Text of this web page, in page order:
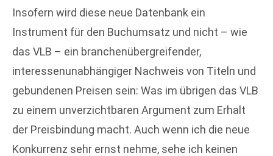
Insofern wird diese neue Datenbank ein
Instrument für den Buchumsatz und nicht – wie
das VLB – ein branchenübergreifender,
interessenunabhängiger Nachweis von Titeln und
gebundenen Preisen sein: Was im übrigen das VLB
zu einem unverzichtbaren Argument zum Erhalt
der Preisbindung macht. Auch wenn ich die neue
Konkurrenz sehr ernst nehme, sehe ich keinen